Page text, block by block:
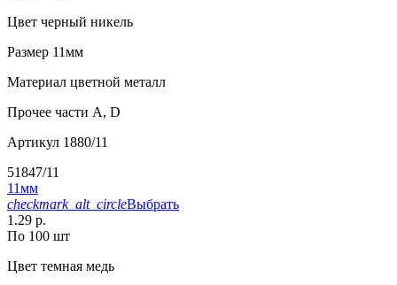
Цвет черный никель
Размер 11мм
Материал цветной металл
Прочее части А, D
Артикул 1880/11
51847/11
11мм
checkmark_alt_circleВыбрать
1.29 р.
По 100 шт
Цвет темная медь